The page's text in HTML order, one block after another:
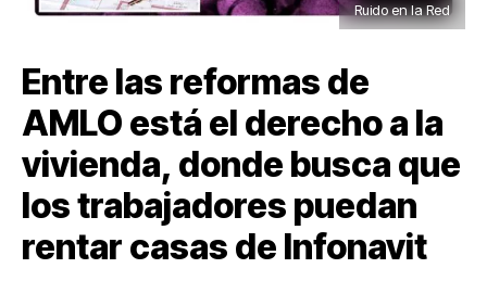
Ruido en la Red
Entre las reformas de
AMLO está el derecho a la
vivienda, donde busca que
los trabajadores puedan
rentar casas de Infonavit